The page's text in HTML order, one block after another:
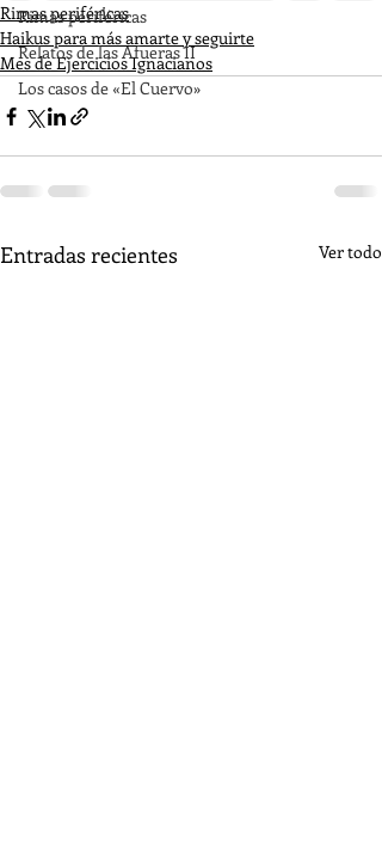
Rimas periféricas
Relatos de las Afueras II
Los casos de «El Cuervo»
Rimas periféricas
Haikus para más amarte y seguirte
Mes de Ejercicios Ignacianos
Entradas recientes Ver todo